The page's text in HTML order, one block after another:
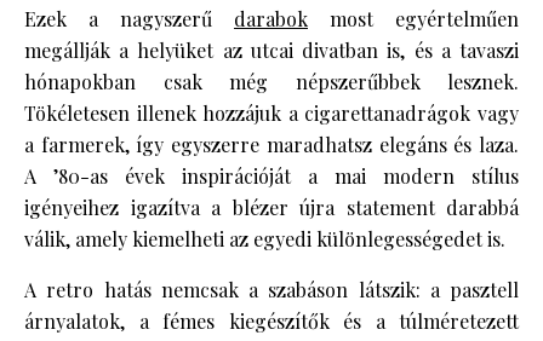
Ezek a nagyszerű darabok most egyértelműen
megállják a helyüket az utcai divatban is, és a tavaszi
hónapokban csak még népszerűbbek lesznek.
Tökéletesen illenek hozzájuk a cigarettanadrágok vagy
a farmerek, így egyszerre maradhatsz elegáns és laza.
A ’80-as évek inspirációját a mai modern stílus
igényeihez igazítva a blézer újra statement darabbá
válik, amely kiemelheti az egyedi különlegességedet is.
A retro hatás nemcsak a szabáson látszik: a pasztell
árnyalatok, a fémes kiegészítők és a túlméretezett